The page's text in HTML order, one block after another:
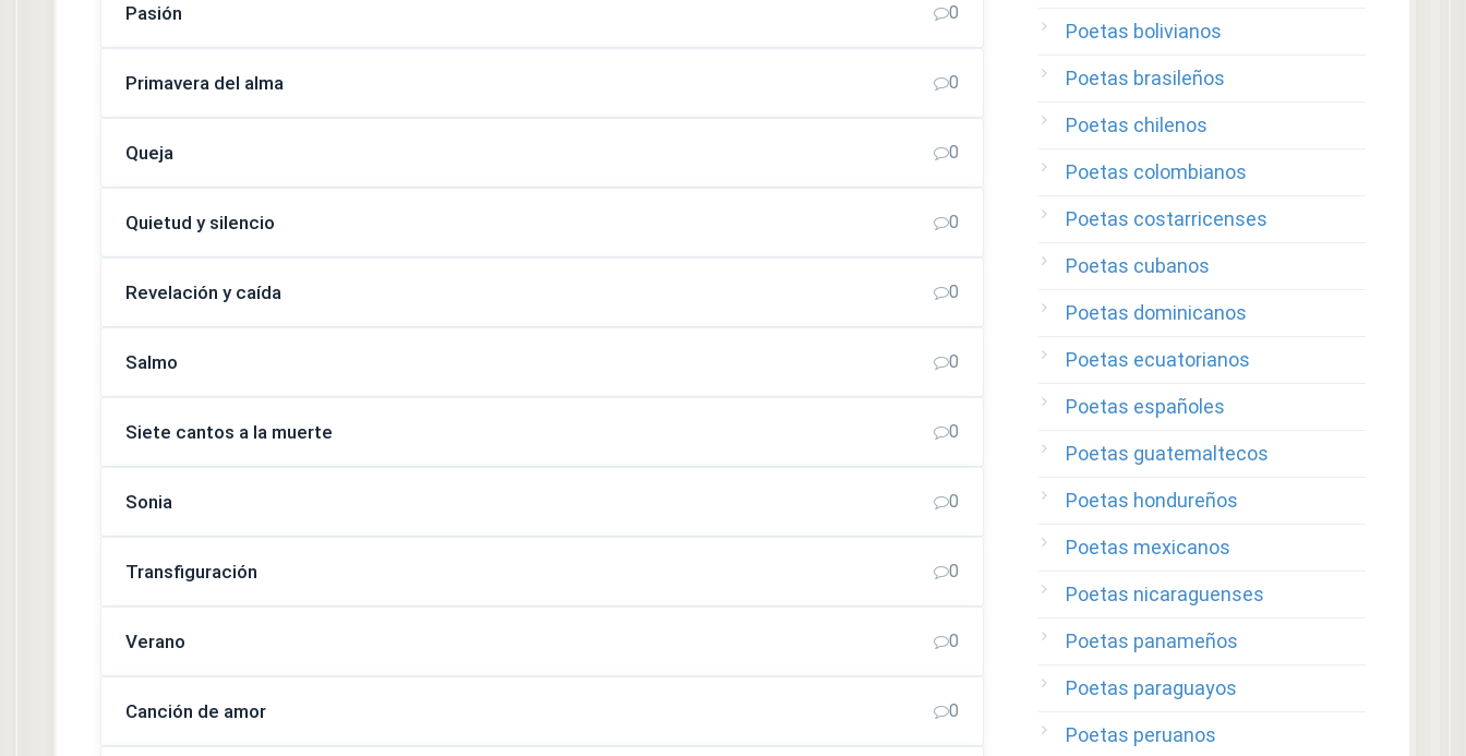
Pasión 0
Primavera del alma 0
Queja 0
Quietud y silencio 0
Revelación y caída 0
Salmo 0
Siete cantos a la muerte 0
Sonia 0
Transfiguración 0
Verano 0
Canción de amor 0
Poetas bolivianos
Poetas brasileños
Poetas chilenos
Poetas colombianos
Poetas costarricenses
Poetas cubanos
Poetas dominicanos
Poetas ecuatorianos
Poetas españoles
Poetas guatemaltecos
Poetas hondureños
Poetas mexicanos
Poetas nicaraguenses
Poetas panameños
Poetas paraguayos
Poetas peruanos